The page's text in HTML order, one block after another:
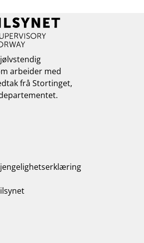
arbeider med
frå Stortinget,